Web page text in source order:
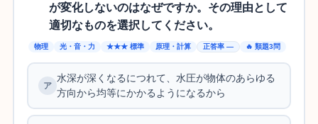
が変化しないのはなぜですか。その理由として
適切なものを選択してください。
物理 光・音・力 ★★★ 標準 原理・計算 正答率 — 🔥 類題3問
水深が深くなるにつれて、水圧が物体のあらゆる
方向から均等にかかるようになるから